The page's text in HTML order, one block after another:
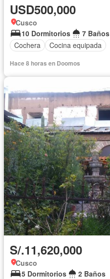
USD500,000
Cusco
10 Dormitorios
7 Baños
Cochera
Cocina equipada
Hace 8 horas en Doomos
S/.11,620,000
Cusco
5 Dormitorios
2 Baños